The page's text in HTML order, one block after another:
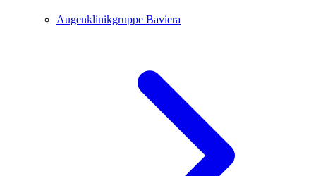
Augenklinikgruppe Baviera